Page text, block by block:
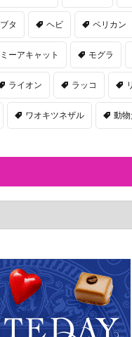
ブタ ヘビ ペリカン
ミーアキャット モグラ
ライオン ラッコ
ワオキツネザル 動